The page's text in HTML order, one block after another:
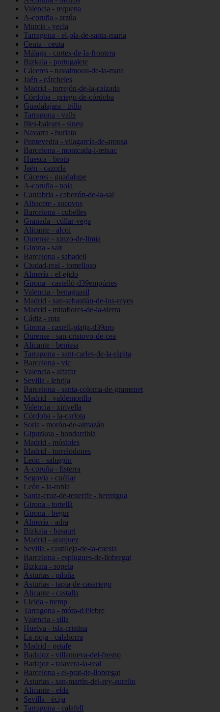
Valencia - requena
A-coruña - arzúa
Murcia - yecla
Tarragona - el-pla-de-santa-maria
Ceuta - ceuta
Málaga - cortes-de-la-frontera
Bizkaia - portugalete
Cáceres - navalmoral-de-la-mata
Jaén - cárcheles
Madrid - torrejón-de-la-calzada
Córdoba - priego-de-córdoba
Guadalajara - trillo
Tarragona - valls
Illes-balears - sineu
Navarra - burlata
Pontevedra - vilagarcía-de-arousa
Barcelona - montcada-i-reixac
Huesca - broto
Jaén - cazorla
Cáceres - guadalupe
A-coruña - noia
Cantabria - cabezón-de-la-sal
Albacete - socovos
Barcelona - cubelles
Granada - cúllar-vega
Alicante - alcoi
Ourense - xinzo-de-limia
Girona - salt
Barcelona - sabadell
Ciudad-real - tomelloso
Almería - el-ejido
Girona - castelló-d39empúries
Valencia - benaguasil
Madrid - san-sebastián-de-los-reyes
Madrid - miraflores-de-la-sierra
Cádiz - rota
Girona - castell-platja-d39aro
Ourense - san-cristovo-de-cea
Alicante - benissa
Tarragona - sant-carles-de-la-ràpita
Barcelona - vic
Valencia - alfafar
Sevilla - lebrija
Barcelona - santa-coloma-de-gramenet
Madrid - valdemorillo
Valencia - xirivella
Córdoba - la-carlota
Soria - morón-de-almazán
Gipuzkoa - hondarribia
Madrid - móstoles
Madrid - torrelodones
León - sahagún
A-coruña - fisterra
Segovia - cuéllar
León - la-robla
Santa-cruz-de-tenerife - hermigua
Girona - tortellà
Girona - begur
Almería - adra
Bizkaia - basauri
Madrid - aranjuez
Sevilla - castilleja-de-la-cuesta
Barcelona - esplugues-de-llobregat
Bizkaia - sopela
Asturias - piloña
Asturias - tapia-de-casariego
Alicante - castalla
Lleida - tremp
Tarragona - móra-d39ebre
Valencia - silla
Huelva - isla-cristina
La-rioja - calahorra
Madrid - getafe
Badajoz - villanueva-del-fresno
Badajoz - talavera-la-real
Barcelona - el-prat-de-llobregat
Asturias - san-martín-del-rey-aurelio
Alicante - elda
Sevilla - écija
Tarragona - calafell